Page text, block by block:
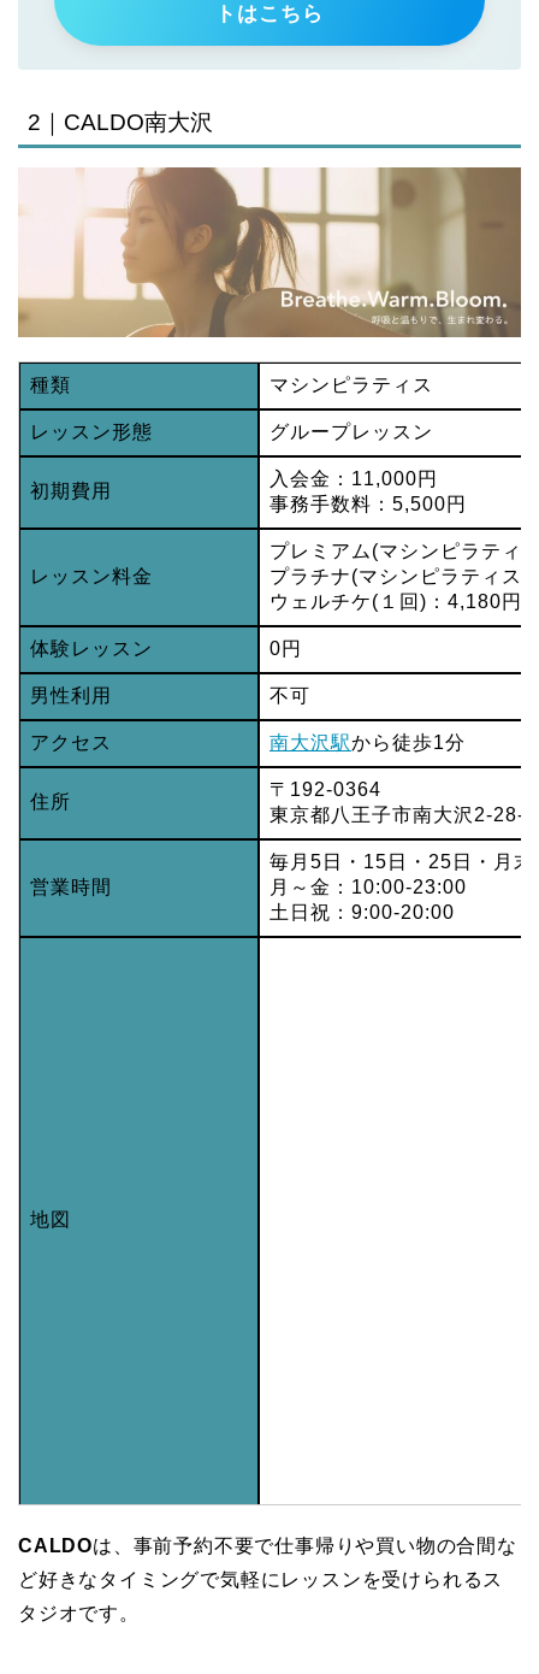
トはこちら
2｜CALDO南大沢
種類 マシンピラティス
レッスン形態 グループレッスン
初期費用
入会金：11,000円
事務手数料：5,500円
レッスン料金
プレミアム(マシンピラティ
プラチナ(マシンピラティス
ウェルチケ(１回)：4,180円
体験レッスン 0円
男性利用 不可
アクセス 南大沢駅から徒歩1分
住所
〒192-0364
東京都八王子市南大沢2-28-
営業時間
毎月5日・15日・25日・月
月～金：10:00-23:00
土日祝：9:00-20:00
地図
CALDOは、事前予約不要で仕事帰りや買い物の合間な
ど好きなタイミングで気軽にレッスンを受けられるス
タジオです。